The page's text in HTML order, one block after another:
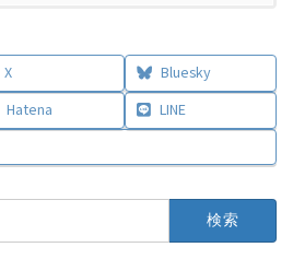
X
Bluesky
Hatena LINE